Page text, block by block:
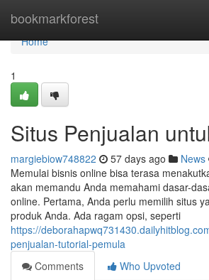
bookmarkforest
Home
Home
1
Situs Penjualan
margiebiow748822 57 days ago News
Memulai bisnis online bisa terasa
akan memandu Anda memahami dasar-
online. Pertama, Anda perlu memilih situs
produk Anda. Ada ragam opsi, seperti
https://
penjualan-tutorial-pemula
Comments
Who Upvoted